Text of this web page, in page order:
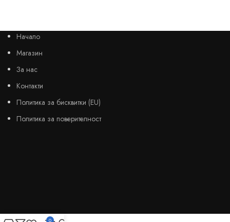
Начало
Магазин
За нас
Контакти
Политика за бисквитки (EU)
Политика за поверителност
0